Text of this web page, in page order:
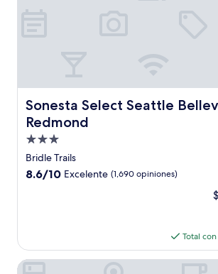
Sonesta Select Seattle
Redmond
Sonesta Select Seattle Bellevue
Propiedad
de
3.0
Bridle Trails
8.6
8.6/10 Excelente (1,690 opiniones)
Total
Embassy Suites by Hilton Seattle